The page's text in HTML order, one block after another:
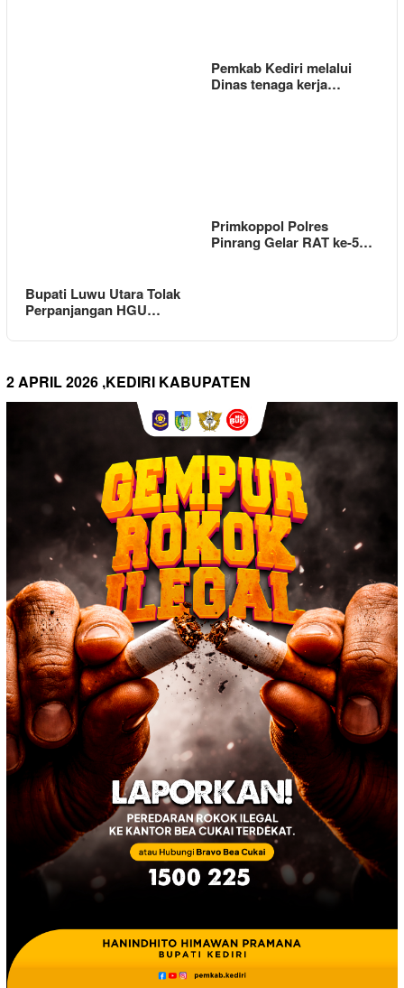
Pemkab Kediri melalui
Dinas tenaga kerja…
Bupati Luwu Utara Tolak
Perpanjangan HGU…
Primkoppol Polres
Pinrang Gelar RAT ke-5…
2 APRIL 2026 ,KEDIRI KABUPATEN